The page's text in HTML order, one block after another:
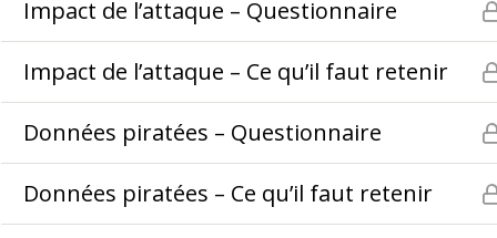
Impact de l’attaque – Questionnaire
Impact de l’attaque – Ce qu’il faut retenir
Données piratées – Questionnaire
Données piratées – Ce qu’il faut retenir
Coaching
Notre pédagogie
Infos pratiques
Nous contacter